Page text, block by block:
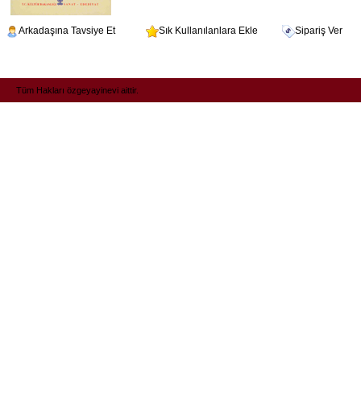
Arkadaşına Tavsiye Et Sık Kullanılanlara Ekle Sipariş Ver
Tüm Hakları özgeyayinevi aittir.